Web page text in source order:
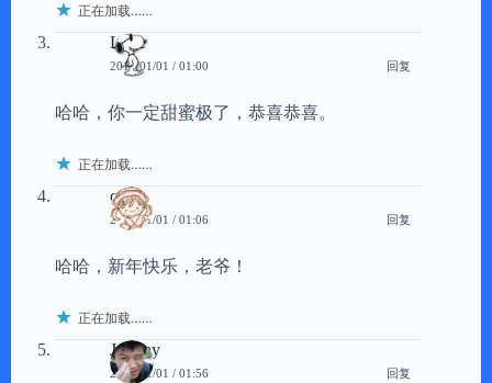
正在加载……
Luke
2011/01/01 / 01:00 回复
哈哈，你一定甜蜜极了，恭喜恭喜。
正在加载……
celia
2011/01/01 / 01:06 回复
哈哈，新年快乐，老爷！
正在加载……
Johnny
2011/01/01 / 01:56 回复